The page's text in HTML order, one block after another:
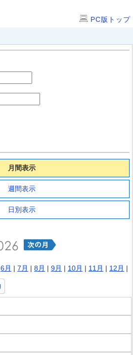
PC版トップ
月間表示
週間表示
日別表示
6月 | 7月 | 8月 | 9月 | 10月 | 11月 | 12月 |